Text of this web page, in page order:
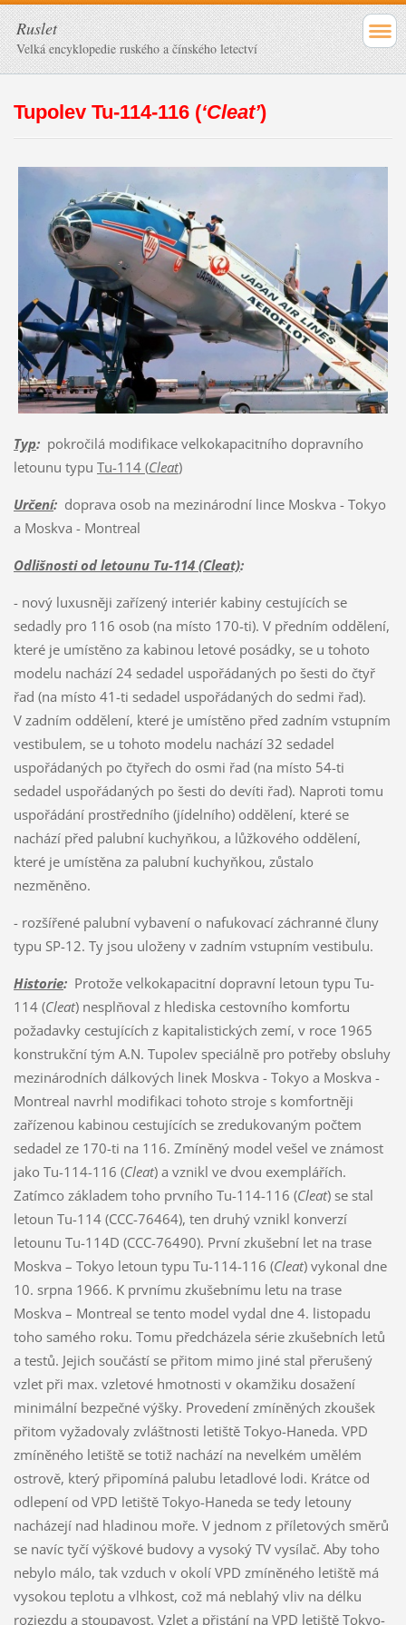
Ruslet
Velká encyklopedie ruského a čínského letectví
Tupolev Tu-114-116 (‘Cleat’)
Typ:pokročilá modifikace velkokapacitního dopravního
letounu typu Tu-114 (Cleat)
Určení:doprava osob na mezinárodní lince Moskva - Tokyo
a Moskva - Montreal
Odlišnosti od letounu Tu-114 (Cleat):
- nový luxusněji zařízený interiér kabiny cestujících se
sedadly pro 116 osob (na místo 170-ti). V předním oddělení,
které je umístěno za kabinou letové posádky, se u tohoto
modelu nachází 24 sedadel uspořádaných po šesti do čtyř
řad (na místo 41-ti sedadel uspořádaných do sedmi řad).
V zadním oddělení, které je umístěno před zadním vstupním
vestibulem, se u tohoto modelu nachází 32 sedadel
uspořádaných po čtyřech do osmi řad (na místo 54-ti
sedadel uspořádaných po šesti do devíti řad). Naproti tomu
uspořádání prostředního (jídelního) oddělení, které se
nachází před palubní kuchyňkou, a lůžkového oddělení,
které je umístěna za palubní kuchyňkou, zůstalo
nezměněno.
- rozšířené palubní vybavení o nafukovací záchranné čluny
typu SP-12. Ty jsou uloženy v zadním vstupním vestibulu.
Historie:Protože velkokapacitní dopravní letoun typu Tu-
114 (Cleat) nesplňoval z hlediska cestovního komfortu
požadavky cestujících z kapitalistických zemí, v roce 1965
konstrukční tým A.N. Tupolev speciálně pro potřeby obsluhy
mezinárodních dálkových linek Moskva - Tokyo a Moskva -
Montreal navrhl modifikaci tohoto stroje s komfortněji
zařízenou kabinou cestujících se zredukovaným počtem
sedadel ze 170-ti na 116. Zmíněný model vešel ve známost
jako Tu-114-116 (Cleat) a vznikl ve dvou exemplářích.
Zatímco základem toho prvního Tu-114-116 (Cleat) se stal
letoun Tu-114 (CCC-76464), ten druhý vznikl konverzí
letounu Tu-114D (CCC-76490). První zkušební let na trase
Moskva – Tokyo letoun typu Tu-114-116 (Cleat) vykonal dne
10. srpna 1966. K prvnímu zkušebnímu letu na trase
Moskva – Montreal se tento model vydal dne 4. listopadu
toho samého roku. Tomu předcházela série zkušebních letů
a testů. Jejich součástí se přitom mimo jiné stal přerušený
vzlet při max. vzletové hmotnosti v okamžiku dosažení
minimální bezpečné výšky. Provedení zmíněných zkoušek
přitom vyžadovaly zvláštnosti letiště Tokyo-Haneda. VPD
zmíněného letiště se totiž nachází na nevelkém umělém
ostrově, který připomíná palubu letadlové lodi. Krátce od
odlepení od VPD letiště Tokyo-Haneda se tedy letouny
nacházejí nad hladinou moře. V jednom z příletových směrů
se navíc tyčí výškové budovy a vysoký TV vysílač. Aby toho
nebylo málo, tak vzduch v okolí VPD zmíněného letiště má
vysokou teplotu a vlhkost, což má neblahý vliv na délku
rozjezdu a stoupavost. Vzlet a přistání na VPD letiště Tokyo-